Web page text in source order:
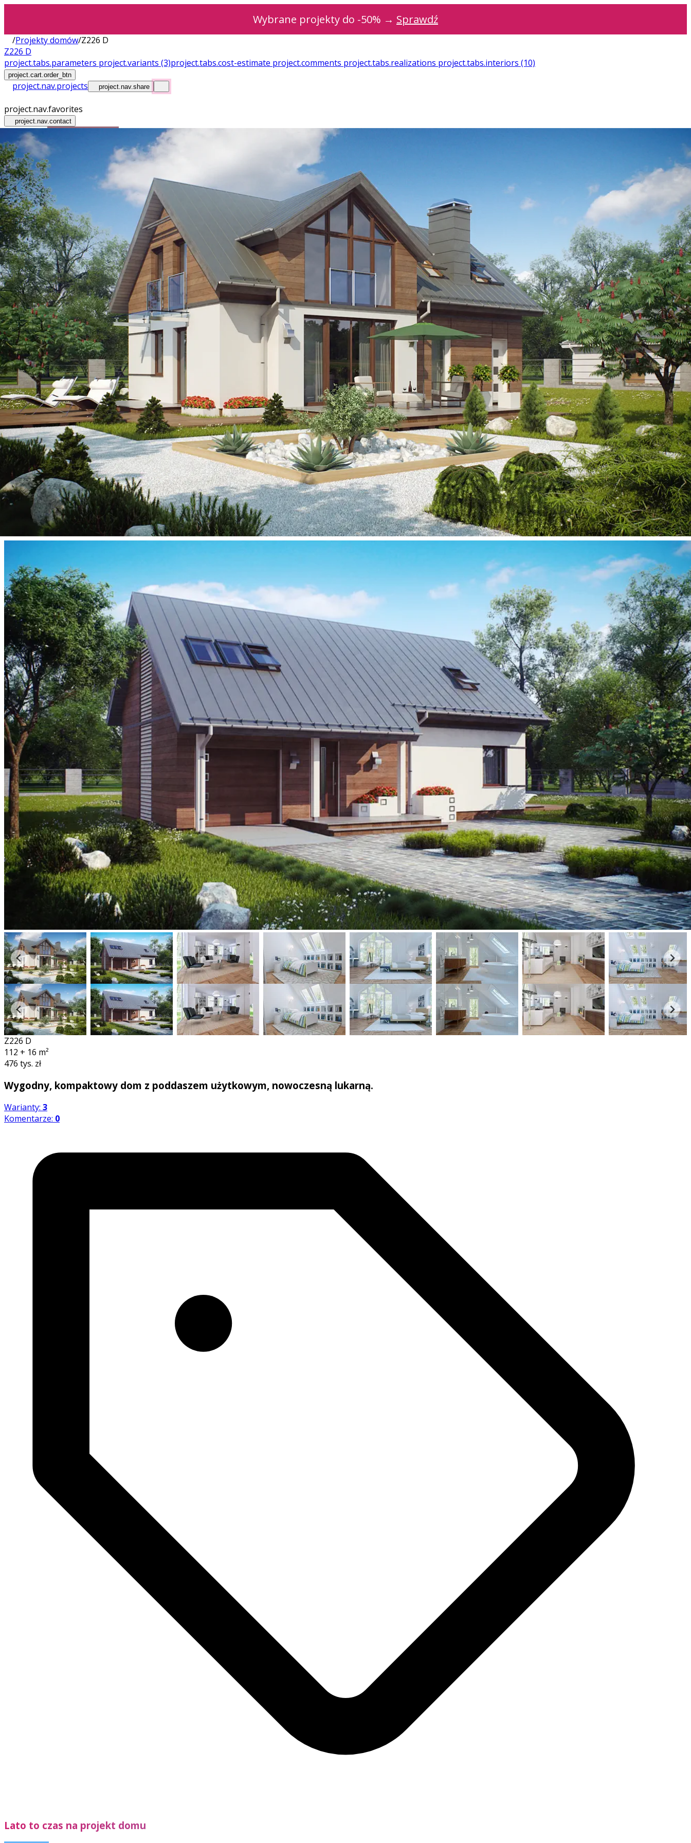
Wybrane projekty do -50% → Sprawdź
/Projekty domów/Z226 D
Z226 D
project.tabs.parameters project.variants (3)project.tabs.cost-estimate project.comments project.tabs.realizations project.tabs.interiors (10)
project.cart.order_btn
project.nav.projects project.nav.share
project.nav.favorites
project.nav.contact
Wnętrza
Z226 D
112 + 16 m²
476 tys. zł
Wygodny, kompaktowy dom z poddaszem użytkowym, nowoczesną lukarną.
Warianty: 3
Komentarze: 0
Lato to czas na projekt domu